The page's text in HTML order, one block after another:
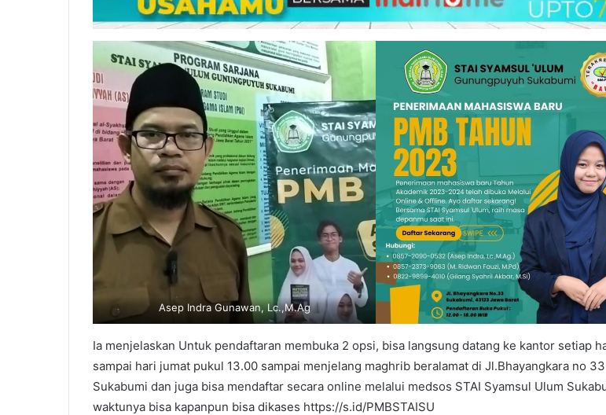
Asep Indra Gunawan, Lc.,M.Ag
Ia menjelaskan Untuk pendaftaran membuka 2 opsi, bisa langsung datang ke kantor setiap
sampai hari jumat pukul 13.00 sampai menjelang maghrib beralamat di Jl.Bhayangkara no
Sukabumi dan juga bisa mendaftar secara online melalui medsos STAI Syamsul Ulum
waktunya bisa kapanpun bisa dikases https://s.id/PMBSTAISU